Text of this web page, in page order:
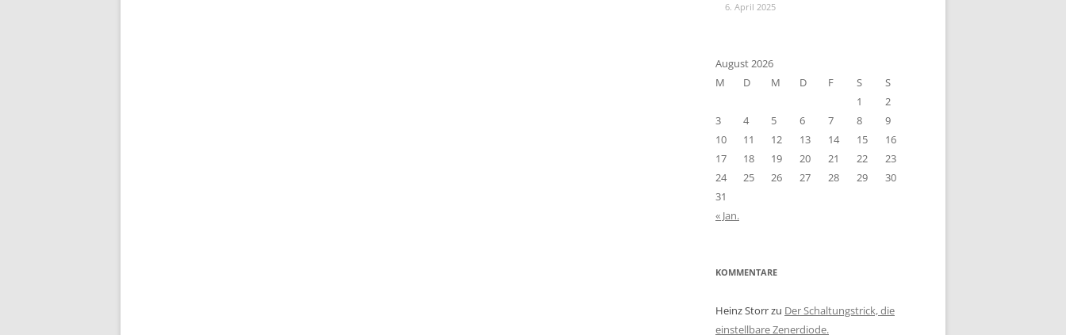
6. April 2025
August 2026
M
D M D F S
S
1
2
3
4 5 6 7 8
9
10
11 12 13 14 15
16
17
18 19 20 21 22
23
24
25 26 27 28 29
30
31
« Jan.
KOMMENTARE
Heinz Storrzu Der Schaltungstrick, die
einstellbare Zenerdiode.